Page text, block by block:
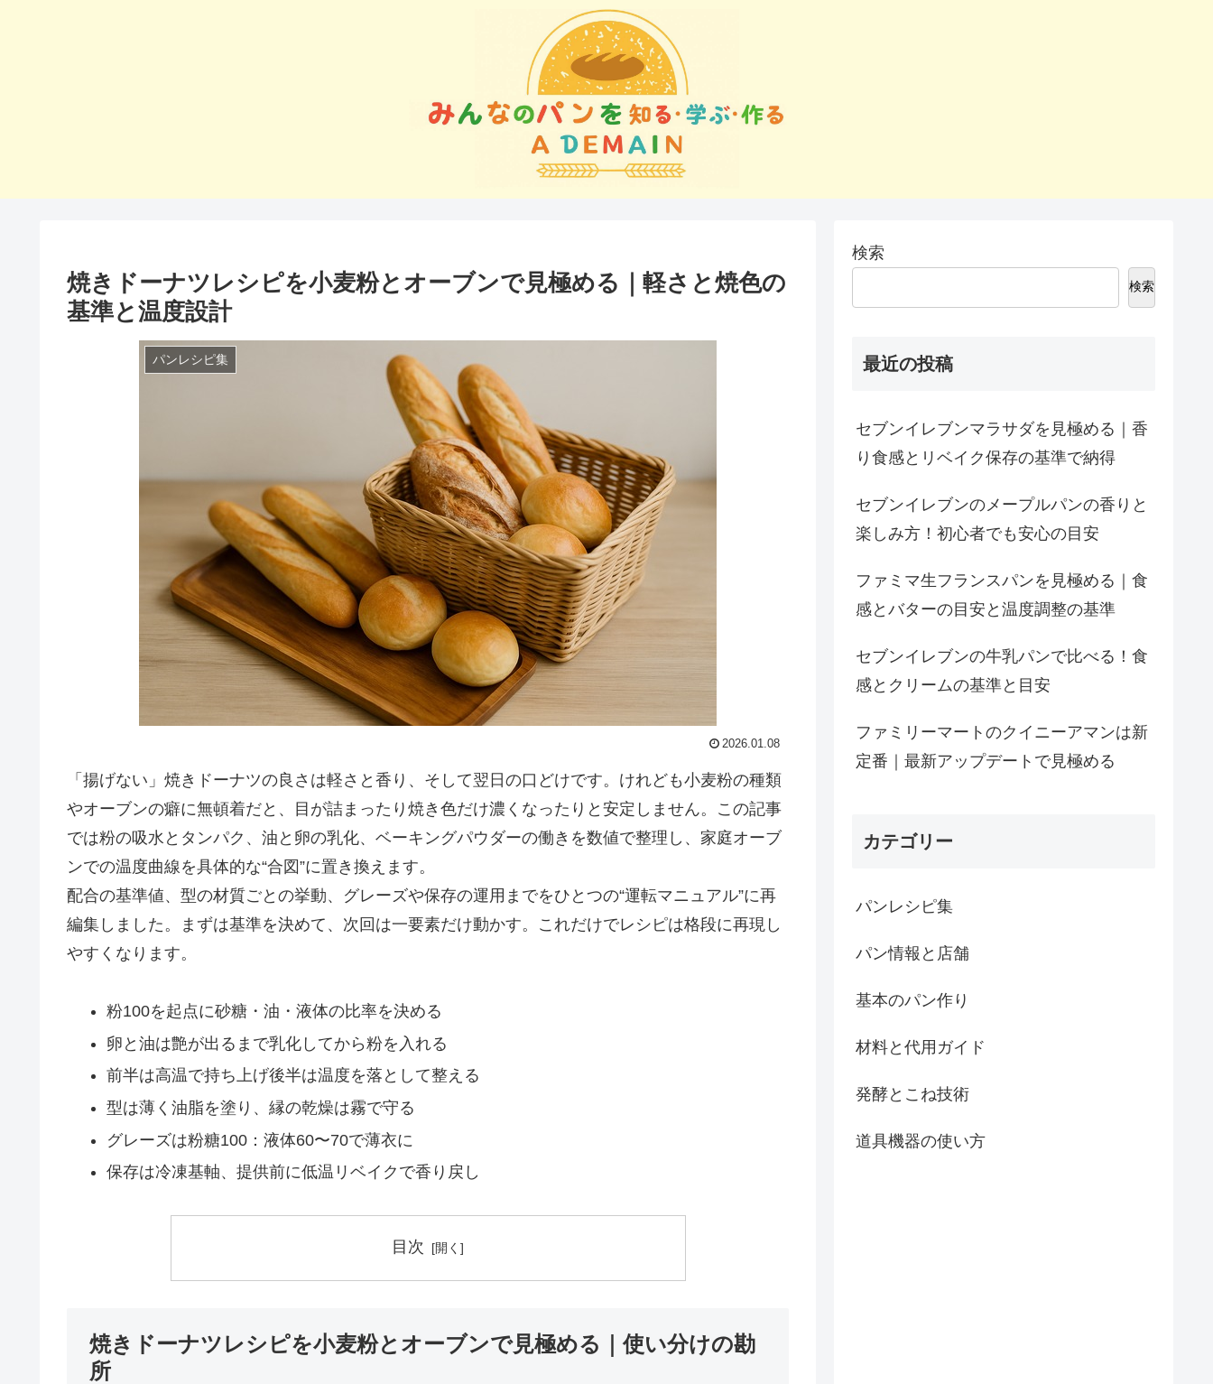
焼きドーナツレシピを小麦粉とオーブンで見極める｜軽さと焼色の
基準と温度設計
パンレシピ集
2026.01.08
「揚げない」焼きドーナツの良さは軽さと香り、そして翌日の口どけです。けれども小麦粉の種類
やオーブンの癖に無頓着だと、目が詰まったり焼き色だけ濃くなったりと安定しません。この記事
では粉の吸水とタンパク、油と卵の乳化、ベーキングパウダーの働きを数値で整理し、家庭オーブ
ンでの温度曲線を具体的な“合図”に置き換えます。
配合の基準値、型の材質ごとの挙動、グレーズや保存の運用までをひとつの“運転マニュアル”に再
編集しました。まずは基準を決めて、次回は一要素だけ動かす。これだけでレシピは格段に再現し
やすくなります。
粉100を起点に砂糖・油・液体の比率を決める
卵と油は艶が出るまで乳化してから粉を入れる
前半は高温で持ち上げ後半は温度を落として整える
型は薄く油脂を塗り、縁の乾燥は霧で守る
グレーズは粉糖100：液体60〜70で薄衣に
保存は冷凍基軸、提供前に低温リベイクで香り戻し
目次
焼きドーナツレシピを小麦粉とオーブンで見極める｜使い分けの勘
所
検索
検索
最近の投稿
セブンイレブンマラサダを見極める｜香
り食感とリベイク保存の基準で納得
セブンイレブンのメープルパンの香りと
楽しみ方！初心者でも安心の目安
ファミマ生フランスパンを見極める｜食
感とバターの目安と温度調整の基準
セブンイレブンの牛乳パンで比べる！食
感とクリームの基準と目安
ファミリーマートのクイニーアマンは新
定番｜最新アップデートで見極める
カテゴリー
パンレシピ集
パン情報と店舗
基本のパン作り
材料と代用ガイド
発酵とこね技術
道具機器の使い方